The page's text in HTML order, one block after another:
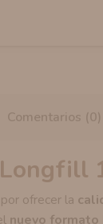
Comentarios (0)
ofrecer la
nuevo